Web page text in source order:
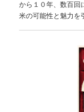
から１０年、数百回
米の可能性と魅力を